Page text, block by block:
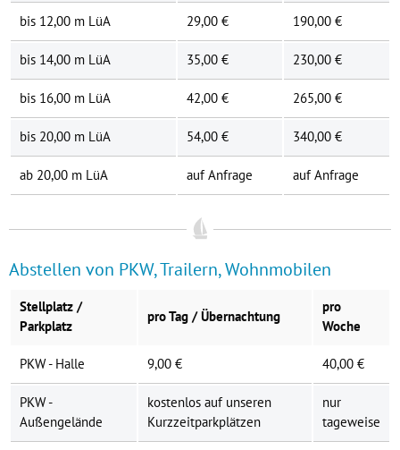
bis 12,00 m LüA 29,00 € 190,00 €
bis 14,00 m LüA 35,00 € 230,00 €
bis 16,00 m LüA 42,00 € 265,00 €
bis 20,00 m LüA 54,00 € 340,00 €
ab 20,00 m LüA auf Anfrage auf Anfrage
Abstellen von PKW, Trailern, Wohnmobilen
Stellplatz /
Parkplatz
pro Tag / Übernachtung
pro
Woche
PKW - Halle 9,00 € 40,00 €
PKW -
Außengelände
kostenlos auf unseren
Kurzzeitparkplätzen
nur
tageweise